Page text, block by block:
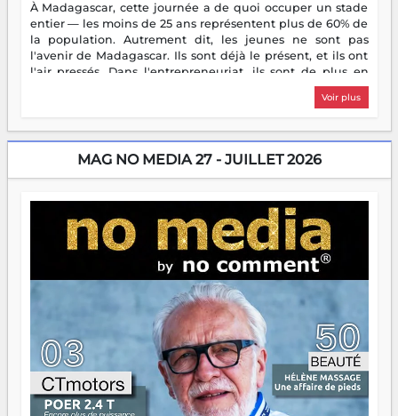
À Madagascar, cette journée a de quoi occuper un stade
entier — les moins de 25 ans représentent plus de 60% de
la population. Autrement dit, les jeunes ne sont pas
l'avenir de Madagascar. Ils sont déjà le présent, et ils ont
l'air pressés. Dans l'entrepreneuriat, ils sont de plus en
plus nombreux à se lancer, à créer, à risquer — souvent
sans filet, souvent sans aide, mais toujours avec cette
dorment vraiment la nuit. En culture, les nouvelles sont
encore meilleures. Aina Rasamoelina vient de décrocher le
Prix RFI Instrumental Afrique. Miangaly Elia rafle le Prix
jeunes qui tiennent la torche. Alors oui, on pourrait
s'arrêter là, applaudir et rentrer chez soi satisfait. Mais ce
serait passer à côté d'une chose essentielle. La fougue, ça
brûle fort — et parfois, ça brûle vite. Une flamme sans
direction peut éclairer autant qu'elle peut consumer. C'est
là que les aînés entrent en scène — pas pour reprendre le
gouvernail, mais pour montrer où sont les récifs. Les jeunes
ont la force, les vieux ont l'expérience, comme on dit. Ce
n'est pas un combat de générations — c'est une question
d'équipage. Partagez vos réussites, mais aussi vos échecs.
Surtout vos échecs, d'ailleurs — ils enseignent mieux que
n'importe quel manuel. À Madagascar, la barque avance.
Il faut juste s'assurer que tout le monde rame dans le
même sens.
Voir plus
MAG NO MEDIA 27 - JUILLET 2026